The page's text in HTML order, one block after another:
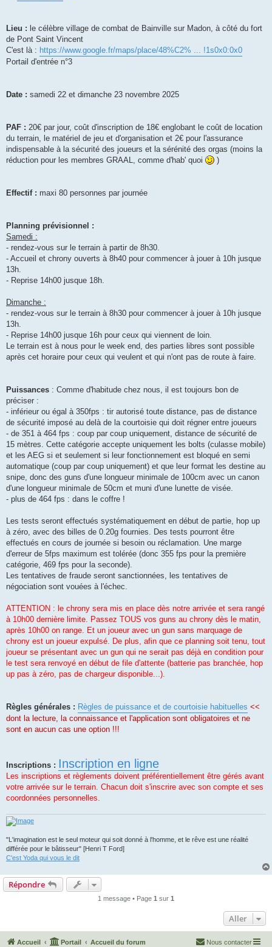
Lieu : le célèbre village de combat de Bainville sur Madon, à côté du fort
de Pont Saint Vincent
C'est là : https://www.google.fr/maps/place/48%C2% ... !1s0x0:0x0
Portail d'entrée n°3
Date : samedi 22 et dimanche 23 novembre 2025
PAF : 20€ par jour, coût d'inscription de 18€ englobant le coût de location
du terrain, le matériel de jeu et d'organisation et 2€ pour l'assurance
indispensable à la sécurité des joueurs et la sérénité des orgas (moins la
réduction pour les membres GRAAL, comme d'hab' quoi
)
Effectif : maxi 80 personnes par journée
Planning prévisionnel :
Samedi :
- rendez-vous sur le terrain à partir de 8h30.
- Accueil et chrony ouverts à 8h40 pour commencer à jouer à 10h jusque
13h.
- Reprise 14h00 jusque 18h.
Dimanche :
- rendez-vous sur le terrain à 8h30 pour commencer à jouer à 10h jusque
13h.
- Reprise 14h00 jusque 16h pour ceux qui viennent de loin.
Le terrain est à nous pour le week end, des parties libres sont possible
après cet horaire pour ceux qui veulent et qui n'ont pas de route à faire.
Puissances : Comme d'habitude chez nous, il est toujours bon de
préciser :
- inférieur ou égal à 350fps : tir autorisé toute distance, pas de distance
de sécurité imposé au delà de la courtoisie qui doit régner entre joueurs
- de 351 à 464 fps : coup par coup uniquement, distance de sécurité de
15 mètres. Cette catégorie accepte uniquement les bolts (culasse mobile)
et les AEG si et seulement si leur fonctionnement est bloqué en semi
automatique (coup par coup uniquement) et que leur format les destine au
snipe, donc des guns d'une longueur minimale de 100cm avec un canon
d'une longueur minimale de 50cm et muni d'une lunette de visée.
- plus de 464 fps : dans le coffre !
Les tests seront effectués systématiquement en début de partie, hop up
à zéro, avec des billes de 0.20g fournies. Des tests pourront être
effectués en cours de journée si besoin ou réclamation. Une marge
d'erreur de 5fps maximum est tolérée (donc 355 fps pour la première
catégorie, 469 fps pour la seconde).
Les tentatives de fraude seront sanctionnées, les tentatives de
négociation sont vouées à l'échec.
ATTENTION : le chrony sera mis en place dès notre arrivée et sera rangé
à 10h00 dernière limite. Passez TOUS vos guns au chrony dès le matin,
après 10h00 on range. Et un joueur avec un gun sans marquage de
chrony est un joueur expulsé. De plus, afin que ce planning soit tenu, tout
joueur se présentant avec un gun qui ne serait pas déjà en condition pour
le test sera renvoyé en début de file d'attente (batterie pas branchée, hop
up pas à zéro, pas de chargeur disponible...).
Règles générales : Règles de puissance et de courtoisie habituelles <<
dont la lecture, la connaissance et l'application sont obligatoires et ne
sont en aucun cas une option !!!
Inscriptions : Inscription en ligne
Les inscriptions et règlements doivent préférentiellement être gérés avant
votre arrivée sur le terrain. Chacun doit s'inscrire avec son compte et ses
coordonnées personnelles.
"L'imagination est le seul moteur qui soit donné à l'homme, et le rêve est une réalité
différée pour le bâtisseur" [Henri T Ford]
C'est Yoda qui vous le dit
Répondre
1 message • Page 1 sur 1
Aller
Accueil Portail Accueil du forum Nous contacter